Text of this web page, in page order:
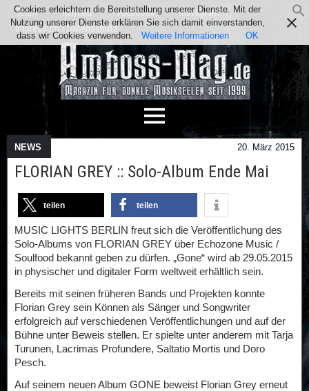
Team Kontakt Facebook
Instagram
Impressum / Datenschutz
NEWS 20. März 2015
FLORIAN GREY :: Solo-Album Ende Mai
teilen teilen
MUSIC LIGHTS BERLIN freut sich die Veröffentlichung des
Solo-Albums von FLORIAN GREY über Echozone Music /
Soulfood bekannt geben zu dürfen. „Gone“ wird ab 29.05.2015
in physischer und digitaler Form weltweit erhältlich sein.
Bereits mit seinen früheren Bands und Projekten konnte
Florian Grey sein Können als Sänger und Songwriter
erfolgreich auf verschiedenen Veröffentlichungen und auf der
Bühne unter Beweis stellen. Er spielte unter anderem mit Tarja
Turunen, Lacrimas Profundere, Saltatio Mortis und Doro
Pesch.
Auf seinem neuen Album GONE beweist Florian Grey erneut
Cookies erleichtern die Bereitstellung unserer Dienste. Mit der
Nutzung unserer Dienste erklären Sie sich damit einverstanden,
dass wir Cookies verwenden.
Weitere Informationen OK